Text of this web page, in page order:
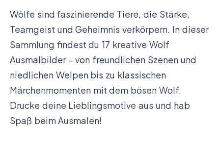
Wölfe sind faszinierende Tiere, die Stärke,
Teamgeist und Geheimnis verkörpern. In dieser
Sammlung findest du 17 kreative Wolf
Ausmalbilder – von freundlichen Szenen und
niedlichen Welpen bis zu klassischen
Märchenmomenten mit dem bösen Wolf.
Drucke deine Lieblingsmotive aus und hab
Spaß beim Ausmalen!